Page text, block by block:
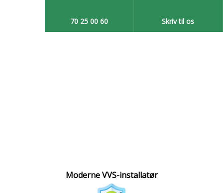
70 25 00 60​ Skriv til os​
Moderne VVS-installatør​